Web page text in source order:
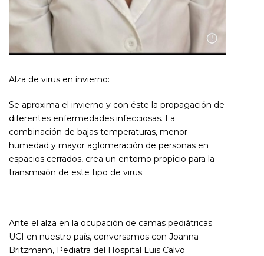
Alza de virus en invierno:
Se aproxima el invierno y con éste la propagación de
diferentes enfermedades infecciosas. La
combinación de bajas temperaturas, menor
humedad y mayor aglomeración de personas en
espacios cerrados, crea un entorno propicio para la
transmisión de este tipo de virus.
Ante el alza en la ocupación de camas pediátricas
UCI en nuestro país, conversamos con Joanna
Britzmann, Pediatra del Hospital Luis Calvo